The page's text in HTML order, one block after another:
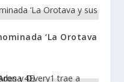
‘La Orotava